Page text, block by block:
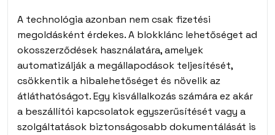
A technológia azonban nem csak fizetési
megoldásként érdekes. A blokklánc lehetőséget ad
okosszerződések használatára, amelyek
automatizálják a megállapodások teljesítését,
csökkentik a hibalehetőséget és növelik az
átláthatóságot. Egy kisvállalkozás számára ez akár
a beszállítói kapcsolatok egyszerűsítését vagy a
szolgáltatások biztonságosabb dokumentálását is